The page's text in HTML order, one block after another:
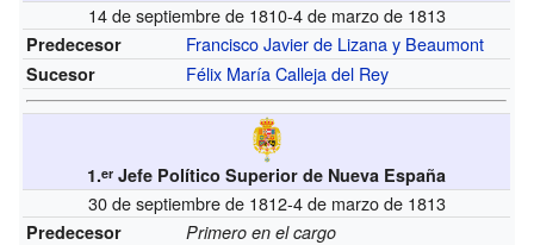
14 de septiembre de 1810-4 de marzo de 1813
Predecesor Francisco Javier de Lizana y Beaumont
Sucesor Félix María Calleja del Rey
1.er Jefe Político Superior de Nueva España
30 de septiembre de 1812-4 de marzo de 1813
Predecesor
Primero en el cargo